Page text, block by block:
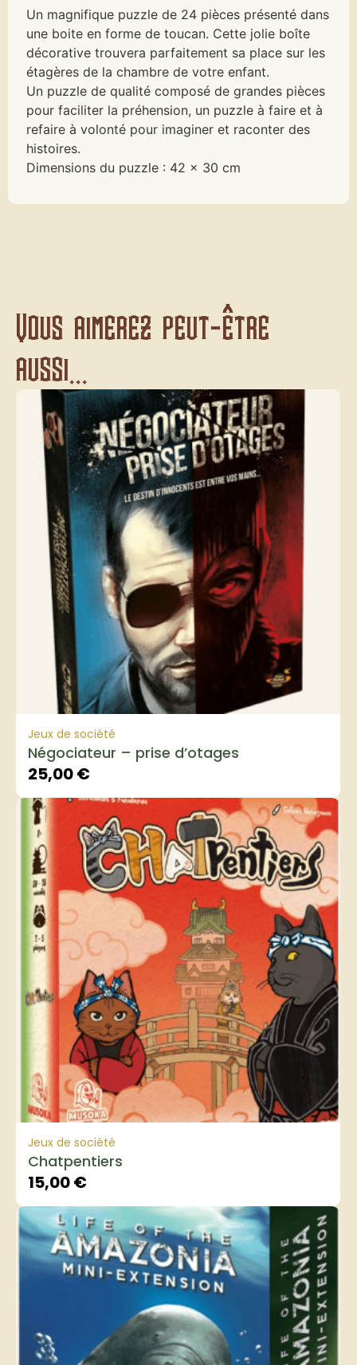
Un magnifique puzzle de 24 pièces présenté dans
une boite en forme de toucan. Cette jolie boîte
décorative trouvera parfaitement sa place sur les
étagères de la chambre de votre enfant.
Un puzzle de qualité composé de grandes pièces
pour faciliter la préhension, un puzzle à faire et à
refaire à volonté pour imaginer et raconter des
histoires.
Dimensions du puzzle : 42 x 30 cm
Vous aimerez peut-être
aussi...
Jeux de société
Négociateur – prise d’otages
25,00€
Jeux de société
Chatpentiers
15,00€